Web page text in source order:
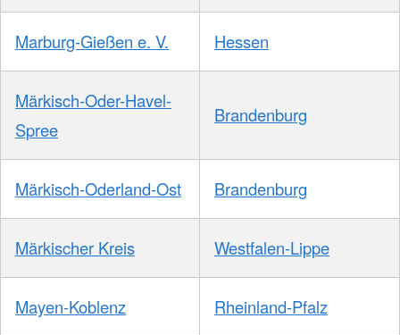
Marburg-Gießen e. V. Hessen
Märkisch-Oder-Havel-
Spree
Brandenburg
Märkisch-Oderland-Ost Brandenburg
Märkischer Kreis Westfalen-Lippe
Mayen-Koblenz Rheinland-Pfalz